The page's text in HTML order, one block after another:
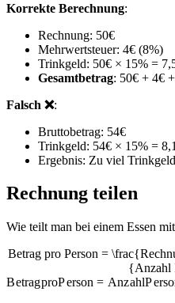
Korrekte Berechnung:
Rechnung: 50€
Mehrwertsteuer: 4€ (8%)
Trinkgeld: 50€ × 15% =
Gesamtbetrag: 50€ + 4€
Falsch ❌:
Bruttobetrag: 54€
Trinkgeld: 54€ × 15% =
Ergebnis: Zu viel
Rechnung teilen
Wie teilt man bei einem Essen
Betrag pro Person =
{Anzahl
BetragproPerson = AnzahlPerso